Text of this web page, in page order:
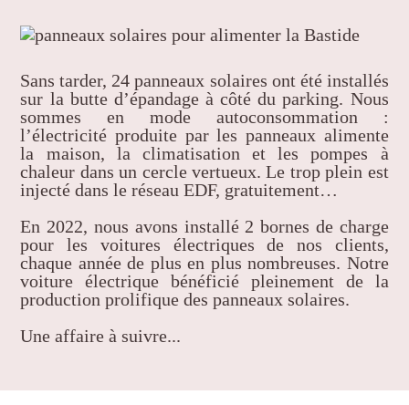
Sans tarder, 24 panneaux solaires ont été installés
sur la butte d’épandage à côté du parking. Nous
sommes en mode autoconsommation :
l’électricité produite par les panneaux alimente
la maison, la climatisation et les pompes à
chaleur dans un cercle vertueux. Le trop plein est
injecté dans le réseau EDF, gratuitement…
En 2022, nous avons installé 2 bornes de charge
pour les voitures électriques de nos clients,
chaque année de plus en plus nombreuses. Notre
voiture électrique bénéficié pleinement de la
production prolifique des panneaux solaires.
Une affaire à suivre...